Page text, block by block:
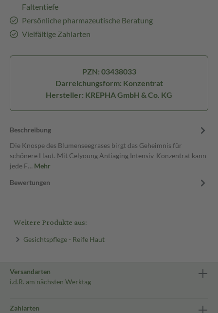
Faltentiefe
Persönliche pharmazeutische Beratung
Vielfältige Zahlarten
PZN: 03438033
Darreichungsform: Konzentrat
Hersteller: KREPHA GmbH & Co. KG
Beschreibung
Die Knospe des Blumenseegrases birgt das Geheimnis für
schönere Haut. Mit Celyoung Antiaging Intensiv-Konzentrat kann
jede F… Mehr
Bewertungen
Weitere Produkte aus:
Gesichtspflege - Reife Haut
Versandarten
i.d.R. am nächsten Werktag
Zahlarten